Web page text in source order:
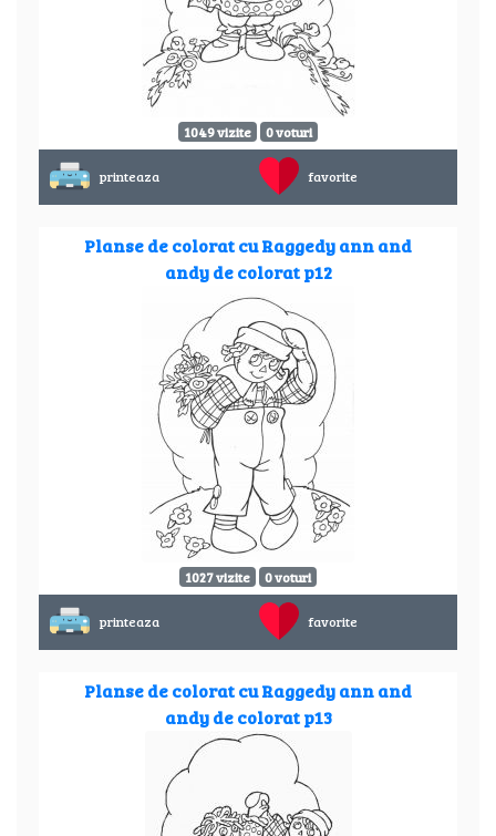
1049 vizite 0 voturi
printeaza favorite
Planse de colorat cu Raggedy ann and
andy de colorat p12
1027 vizite 0 voturi
printeaza favorite
Planse de colorat cu Raggedy ann and
andy de colorat p13